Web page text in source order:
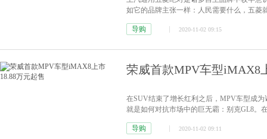
如它的品牌主张一样：人民需要什么，五菱
导购 2020-11-02 09:15
荣威首款MPV车型iMAX8
在SUV结束了增长红利之后，MPV车型成
就是如何对抗市场中的巨无霸：别克GL8。
的价格区间，全部被压在了16万以下求生
导购 2020-11-02 09:11